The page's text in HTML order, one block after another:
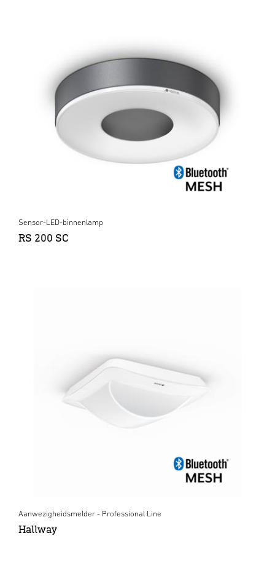
Sensor-LED-binnenlamp
RS 200 SC
Aanwezigheidsmelder - Professional Line
Hallway